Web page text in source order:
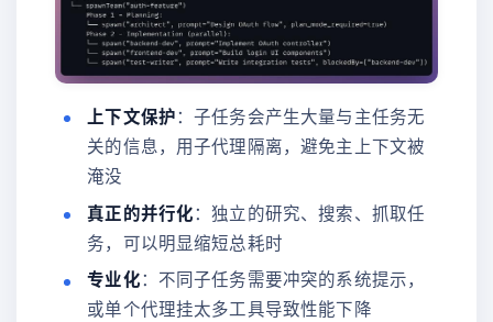
上下文保护：子任务会产生大量与主任务无
关的信息，用子代理隔离，避免主上下文被
淹没
真正的并行化：独立的研究、搜索、抓取任
务，可以明显缩短总耗时
专业化：不同子任务需要冲突的系统提示，
或单个代理挂太多工具导致性能下降